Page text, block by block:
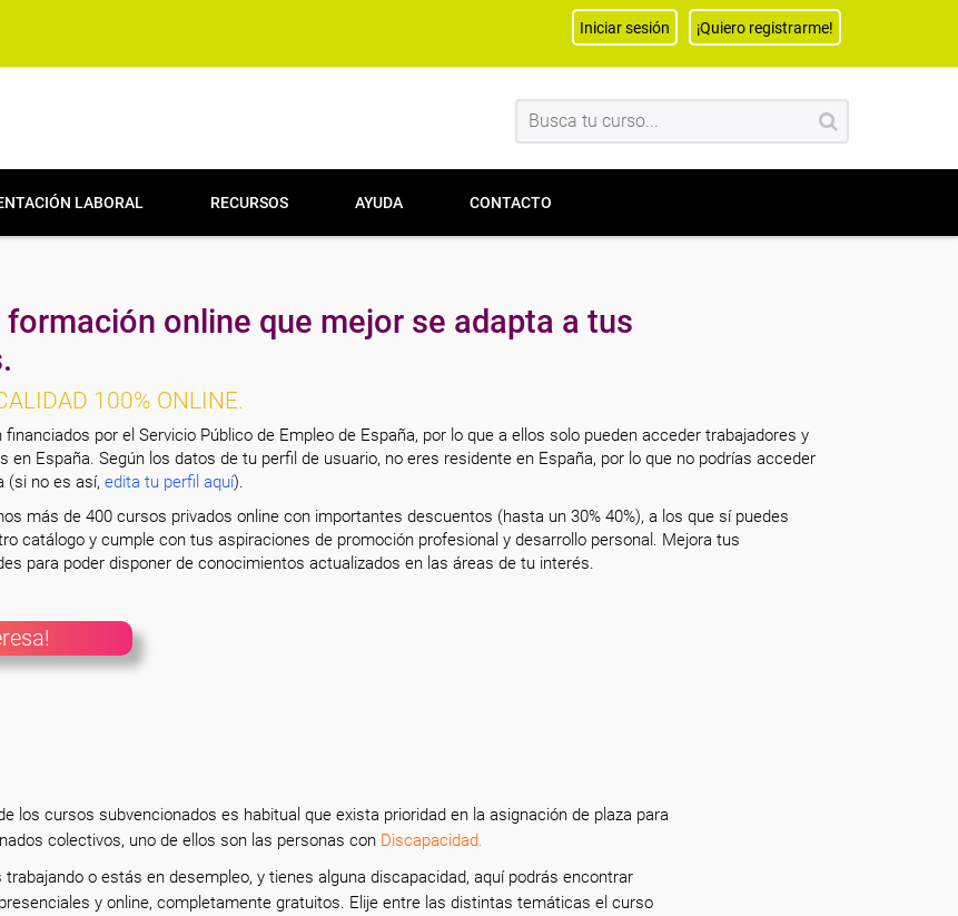
Iniciar sesión ¡Quiero registrarme!
LABORAL RECURSOS AYUDA CONTACTO
formación online que mejor se adapta a tus
100% ONLINE.
por el Servicio Público de Empleo de España, por lo que a ellos solo pueden acceder trabajadores y
en España. Según los datos de tu perfil de usuario, no eres residente en España, por lo que no podrías acceder
(si no es así, edita tu perfil aquí).
más de 400 cursos privados online con importantes descuentos (hasta un 30% 40%), a los que sí puedes
catálogo y cumple con tus aspiraciones de promoción profesional y desarrollo personal. Mejora tus
para poder disponer de conocimientos actualizados en las áreas de tu interés.
los cursos subvencionados es habitual que exista prioridad en la asignación de plaza para
colectivos, uno de ellos son las personas con Discapacidad.
trabajando o estás en desempleo, y tienes alguna discapacidad, aquí podrás encontrar
y online, completamente gratuitos. Elije entre las distintas temáticas el curso